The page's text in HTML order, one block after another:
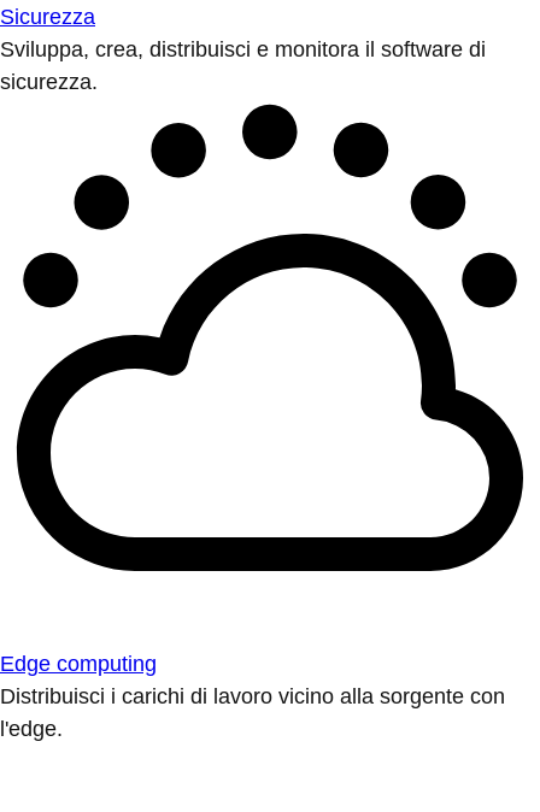
Sicurezza
Sviluppa, crea, distribuisci e monitora il software di
sicurezza.
Edge computing
Distribuisci i carichi di lavoro vicino alla sorgente con
l'edge.